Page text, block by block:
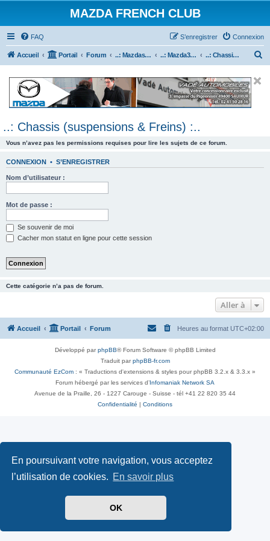
En poursuivant votre navigation, vous acceptez
l’utilisation de cookies. En savoir plus
OK
MAZDA FRENCH CLUB
FAQ Connexion
S’enregistrer
Accueil Portail Forum ..: Mazdaspeed & MPS :.. ..: Mazda3 MPS & Mazdaspeed 3 :.. ..: Chassis (suspensions & Freins) :..
e
..: Chassis (suspensions & Freins) :..
Vous n’avez pas les permissions requises pour lire les sujets de ce forum.
CONNEXION • S’ENREGISTRER
Nom d’utilisateur :
Mot de passe :
Se souvenir de moi
Cacher mon statut en ligne pour cette session
Cette catégorie n’a pas de forum.
Aller à
Accueil Portail Forum Heures au format UTC+02:00
Développé parphpBB® Forum Software © phpBB Limited
Traduit parphpBB-fr.com
Communauté EzCom : « Traductions d'extensions & styles pour phpBB 3.2.x & 3.3.x »
Forum hébergé par les services d’ Infomaniak Network SA
Avenue de la Praille, 26 - 1227 Carouge - Suisse - tél +41 22 820 35 44
Confidentialité
Conditions